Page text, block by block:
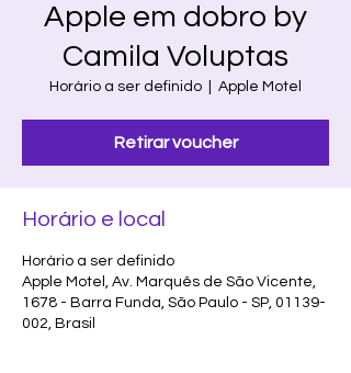
Apple em dobro by
Camila Voluptas
Horário a ser definido Apple Motel
Retirar voucher
Horário e local
Horário a ser definido
Apple Motel, Av. Marquês de São Vicente,
1678 - Barra Funda, São Paulo - SP, 01139-
002, Brasil